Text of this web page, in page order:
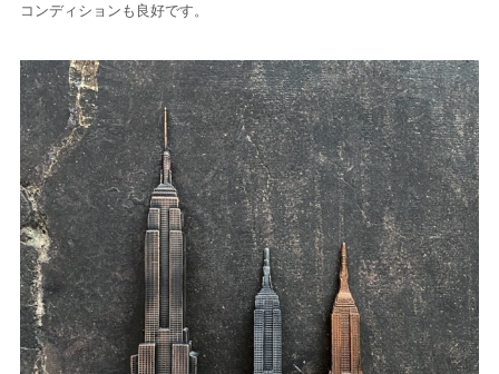
コンディションも良好です。